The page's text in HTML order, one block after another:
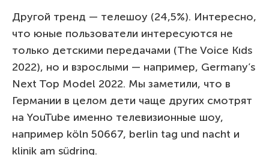
Другой тренд — телешоу (24,5%). Интересно,
что юные пользователи интересуются не
только детскими передачами (The Voice Kıds
2022), но и взрослыми — например, Germany’s
Next Top Model 2022. Мы заметили, что в
Германии в целом дети чаще других смотрят
на YouTube именно телевизионные шоу,
например köln 50667, berlin tag und nacht и
klinik am südring.